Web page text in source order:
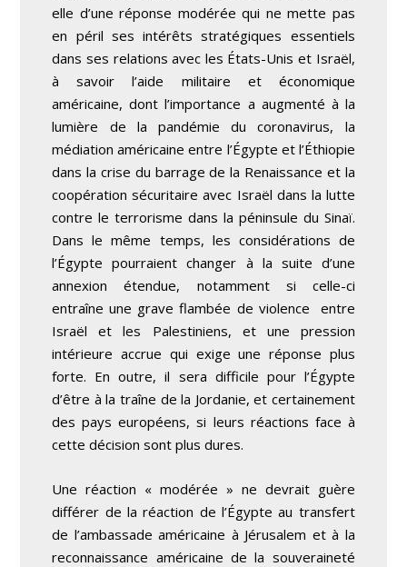
elle d’une réponse modérée qui ne mette pas
en péril ses intérêts stratégiques essentiels
dans ses relations avec les États-Unis et Israël,
à savoir l’aide militaire et économique
américaine, dont l’importance a augmenté à la
lumière de la pandémie du coronavirus, la
médiation américaine entre l’Égypte et l’Éthiopie
dans la crise du barrage de la Renaissance et la
coopération sécuritaire avec Israël dans la lutte
contre le terrorisme dans la péninsule du Sinaï.
Dans le même temps, les considérations de
l’Égypte pourraient changer à la suite d’une
annexion étendue, notamment si celle-ci
entraîne une grave flambée de violence entre
Israël et les Palestiniens, et une pression
intérieure accrue qui exige une réponse plus
forte. En outre, il sera difficile pour l’Égypte
d’être à la traîne de la Jordanie, et certainement
des pays européens, si leurs réactions face à
cette décision sont plus dures.
Une réaction « modérée » ne devrait guère
différer de la réaction de l’Égypte au transfert
de l’ambassade américaine à Jérusalem et à la
reconnaissance américaine de la souveraineté